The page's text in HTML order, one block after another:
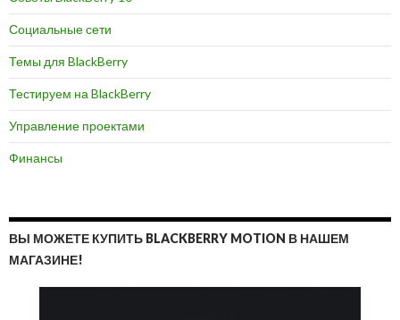
Социальные сети
Темы для BlackBerry
Тестируем на BlackBerry
Управление проектами
Финансы
ВЫ МОЖЕТЕ КУПИТЬ BLACKBERRY MOTION В НАШЕМ
МАГАЗИНЕ!